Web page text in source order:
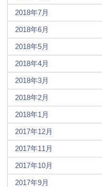
2018年7月
2018年6月
2018年5月
2018年4月
2018年3月
2018年2月
2018年1月
2017年12月
2017年11月
2017年10月
2017年9月